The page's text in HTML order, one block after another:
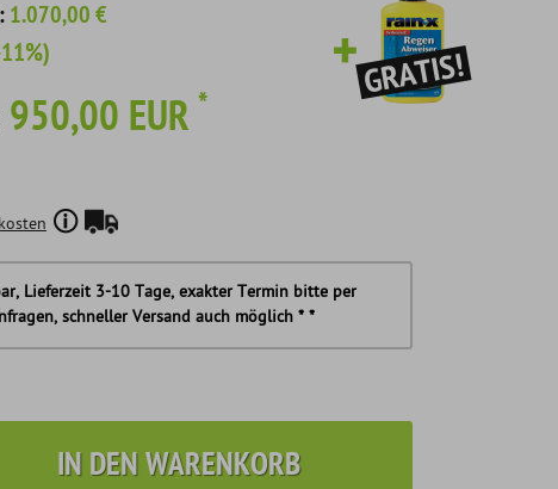
1.070,00 €
950,00 EUR *
Lieferzeit 3-10 Tage, exakter Termin bitte per
schneller Versand auch möglich * *
IN DEN WARENKORB